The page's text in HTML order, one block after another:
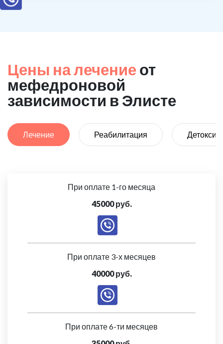
Цены на лечение от
мефедроновой
зависимости в Элисте
Лечение Реабилитация
При оплате 1-го месяца
45000 руб.
При оплате 3-х месяцев
40000 руб.
При оплате 6-ти месяцев